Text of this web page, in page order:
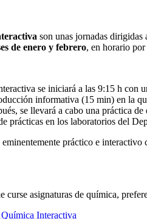
son unas jornadas
de enero y febrero, en horario
se iniciará a las 9:15 h con
informativa (15 min) en la
se llevará a cabo una práctica
prácticas en los laboratorios del
práctico e
curse asignaturas de química,
Interactiva